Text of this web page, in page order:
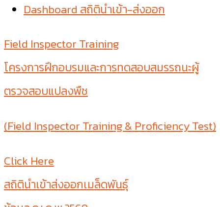
Dashboard สถิตินำเข้า-ส่งออก
Field Inspector Training
โครงการฝึกอบรมและการทดสอบสมรรถนะผู้
ตรวจสอบแปลงพืช
(Field Inspector Training & Proficiency Test)
Click Here
สถิตินำเข้าส่งออกเมล็ดพันธุ์